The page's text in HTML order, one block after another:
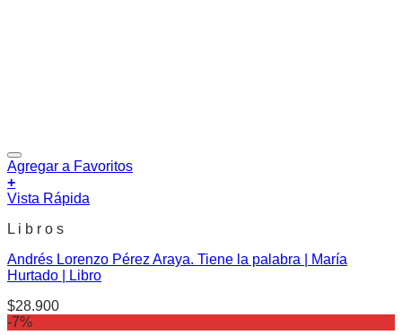
Agregar a Favoritos
+
Vista Rápida
L i b r o s
Andrés Lorenzo Pérez Araya. Tiene la palabra | María
Hurtado | Libro
$28.900
-7%